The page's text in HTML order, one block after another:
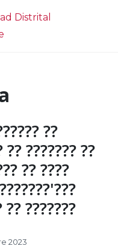
??
?? ??????? ??
?? ????
???????
2023